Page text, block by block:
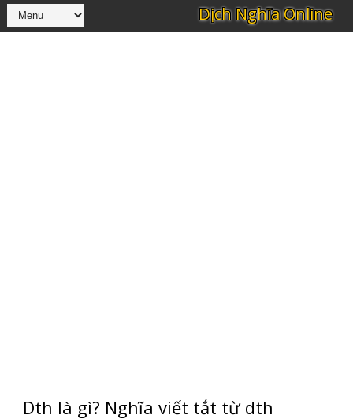
Dth là gì? Nghĩa viết tắt từ dth